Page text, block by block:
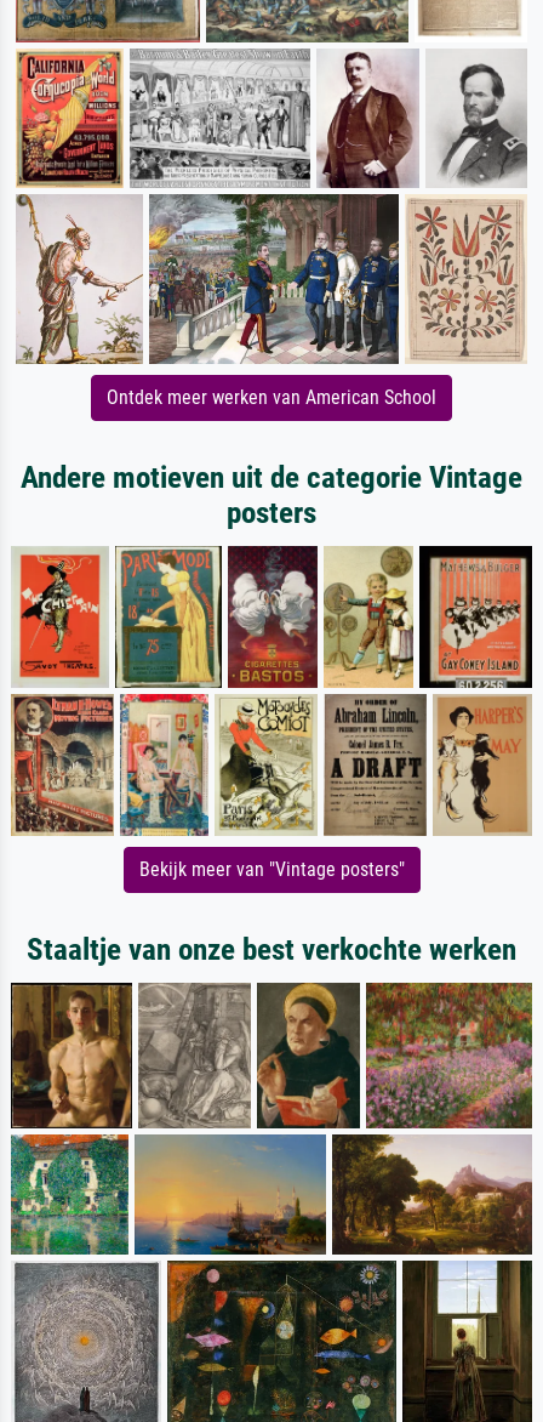
Ontdek meer werken van American School
Andere motieven uit de categorie Vintage
posters
Bekijk meer van "Vintage posters"
Staaltje van onze best verkochte werken